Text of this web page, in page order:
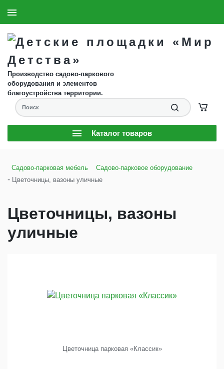
Производство садово-паркового
оборудования и элементов
благоустройства территории.
Каталог товаров
Садово-парковая мебель Садово-парковое оборудование
- Цветочницы, вазоны уличные
Цветочницы, вазоны
уличные
Цветочница парковая «Классик»